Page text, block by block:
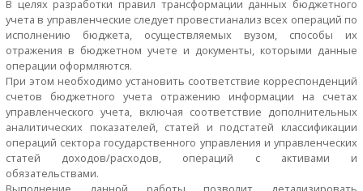
В целях разработки правил трансформации данных бюджетного
учета в управленческие следует провестианализ всех операций по
исполнению бюджета, осуществляемых вузом, способы их
отражения в бюджетном учете и документы, которыми данные
операции оформляются.
При этом необходимо установить соответствие корреспонденций
счетов бюджетного учета отражению информации на счетах
управленческого учета, включая соответствие дополнительных
аналитических показателей, статей и подстатей классификации
операций сектора государственного управления и управленческих
статей доходов/расходов, операций с активами и
обязательствами.